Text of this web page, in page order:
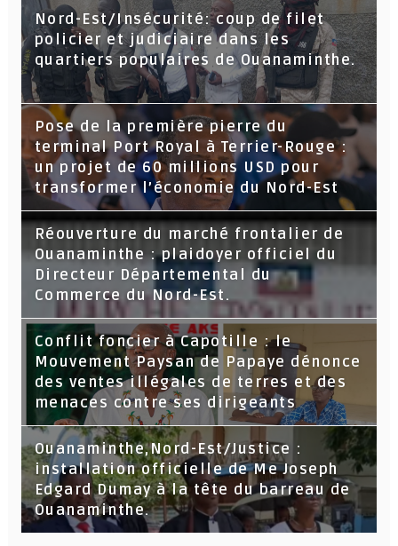
Nord-Est/Insécurité: coup de filet
policier et judiciaire dans les
quartiers populaires de Ouanaminthe.
Pose de la première pierre du
terminal Port Royal à Terrier-Rouge :
un projet de 60 millions USD pour
transformer l’économie du Nord-Est
Réouverture du marché frontalier de
Ouanaminthe : plaidoyer officiel du
Directeur Départemental du
Commerce du Nord-Est.
Conflit foncier à Capotille : le
Mouvement Paysan de Papaye dénonce
des ventes illégales de terres et des
menaces contre ses dirigeants
Ouanaminthe,Nord-Est/Justice :
installation officielle de Me Joseph
Edgard Dumay à la tête du barreau de
Ouanaminthe.